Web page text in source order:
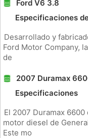
Ford V6 3.8
Especificaciones
Desarrollado y
Ford Motor Company,
de
2007 Duramax
Especificaciones
El 2007 Duramax 6600
motor diesel de
Este mo